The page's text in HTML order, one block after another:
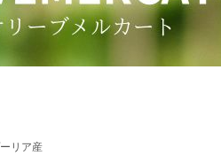
リア産